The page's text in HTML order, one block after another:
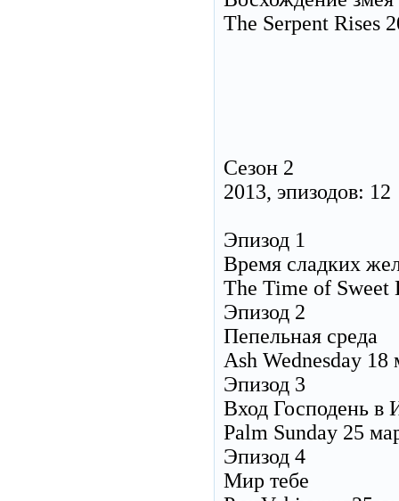
The Serpent Rises
Сезон 2
2013, эпизодов: 12
Эпизод 1
Время сладких
The Time of Sweet
Эпизод 2
Пепельная среда
Ash Wednesday 18
Эпизод 3
Вход Господень в
Palm Sunday 25
Эпизод 4
Мир тебе